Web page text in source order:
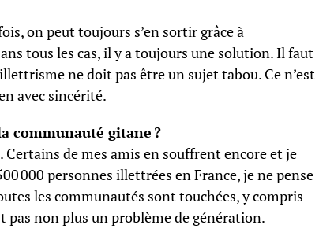
on peut toujours s’en sortir grâce à
tous les cas, il y a toujours une solution. Il faut
ne doit pas être un sujet tabou. Ce n’est
avec sincérité.
communauté gitane ?
de mes amis en souffrent encore et je
000 personnes illettrées en France, je ne pense
les communautés sont touchées, y compris
pas non plus un problème de génération.